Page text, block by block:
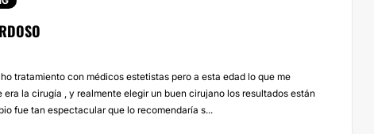
tratamiento con médicos estetistas pero a esta edad lo que me
la cirugía , y realmente elegir un buen cirujano los resultados están
fue tan espectacular que lo recomendaría s...